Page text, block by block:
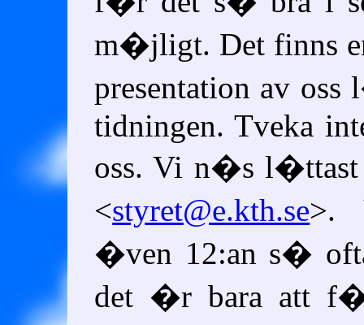
m�jligt. Det finns
presentation av
tidningen. Tveka
oss. Vi n�s l�ttast
<styret@e.kth.se>.
�ven 12:an s�
det �r bara att